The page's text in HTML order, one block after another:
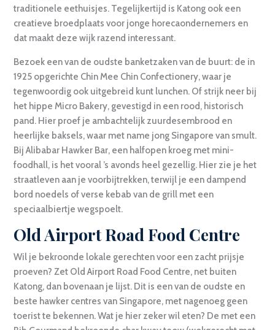
traditionele eethuisjes. Tegelijkertijd is Katong ook een
creatieve broedplaats voor jonge horecaondernemers en
dat maakt deze wijk razend interessant.
Bezoek een van de oudste banketzaken van de buurt: de in
1925 opgerichte Chin Mee Chin Confectionery, waar je
tegenwoordig ook uitgebreid kunt lunchen. Of strijk neer bij
het hippe Micro Bakery, gevestigd in een rood, historisch
pand. Hier proef je ambachtelijk zuurdesembrood en
heerlijke baksels, waar met name jong Singapore van smult.
Bij Alibabar Hawker Bar, een halfopen kroeg met mini-
foodhall, is het vooral ’s avonds heel gezellig. Hier zie je het
straatleven aan je voorbijtrekken, terwijl je een dampend
bord noedels of verse kebab van de grill met een
speciaalbiertje wegspoelt.
Old Airport Road Food Centre
Wil je bekroonde lokale gerechten voor een zacht prijsje
proeven? Zet Old Airport Road Food Centre, net buiten
Katong, dan bovenaan je lijst. Dit is een van de oudste en
beste hawker centres van Singapore, met nagenoeg geen
toerist te bekennen. Wat je hier zeker wil eten? De met een